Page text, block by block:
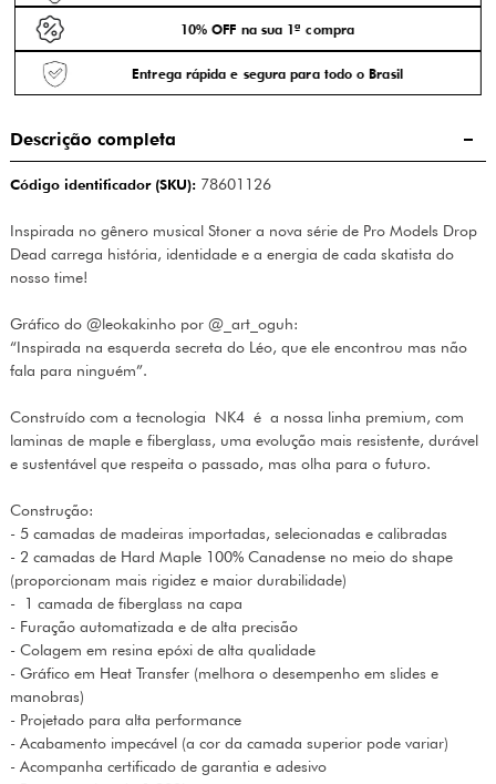
10% OFF na sua 1ª compra
Entrega rápida e segura para todo o Brasil
Descrição completa
Código identificador (SKU):78601126
Inspirada no gênero musical Stoner a nova série de Pro Models Drop
Dead carrega história, identidade e a energia de cada skatista do
nosso time!
Gráfico do @leokakinho por @_art_oguh:
“Inspirada na esquerda secreta do Léo, que ele encontrou mas não
fala para ninguém”.
Construído com a tecnologia NK4 é a nossa linha premium, com
laminas de maple e fiberglass, uma evolução mais resistente, durável
e sustentável que respeita o passado, mas olha para o futuro.
Construção:
- 5 camadas de madeiras importadas, selecionadas e calibradas
- 2 camadas de Hard Maple 100% Canadense no meio do shape
(proporcionam mais rigidez e maior durabilidade)
-
1 camada de fiberglass na capa
- Furação automatizada e de alta precisão
- Colagem em resina epóxi de alta qualidade
- Gráfico em Heat Transfer (melhora o desempenho em slides e
manobras)
- Projetado para alta performance
- Acabamento impecável (a cor da camada superior pode variar)
- Acompanha certificado de garantia e adesivo